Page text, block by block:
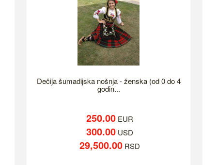
Dečija šumadijska nošnja - ženska (od 0 do 4
godin...
250.00 EUR
300.00 USD
29,500.00 RSD